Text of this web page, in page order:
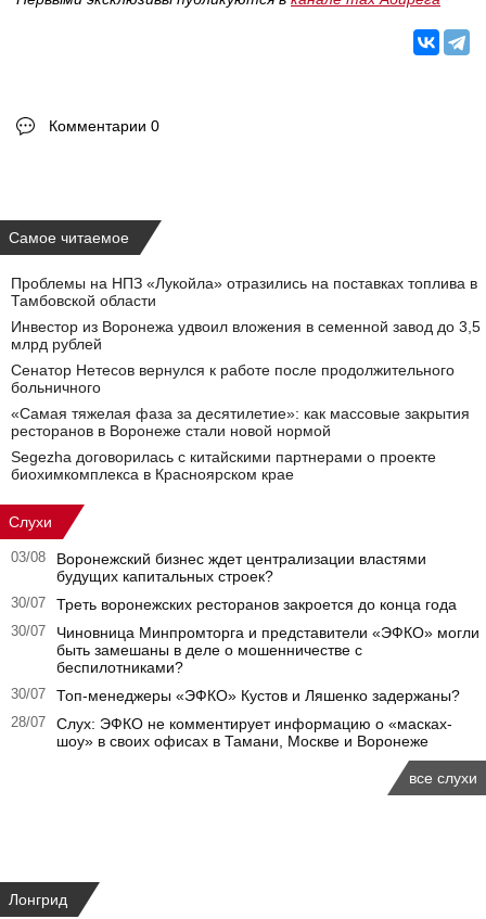
Комментарии 0
Самое читаемое
Проблемы на НПЗ «Лукойла» отразились на поставках топлива в
Тамбовской области
Инвестор из Воронежа удвоил вложения в семенной завод до 3,5
млрд рублей
Сенатор Нетесов вернулся к работе после продолжительного
больничного
«Самая тяжелая фаза за десятилетие»: как массовые закрытия
ресторанов в Воронеже стали новой нормой
Segezha договорилась с китайскими партнерами о проекте
биохимкомплекса в Красноярском крае
Слухи
03/08
Воронежский бизнес ждет централизации властями
будущих капитальных строек?
30/07 Треть воронежских ресторанов закроется до конца года
30/07
Чиновница Минпромторга и представители «ЭФКО» могли
быть замешаны в деле о мошенничестве с
беспилотниками?
30/07 Топ-менеджеры «ЭФКО» Кустов и Ляшенко задержаны?
28/07
Слух: ЭФКО не комментирует информацию о «масках-
шоу» в своих офисах в Тамани, Москве и Воронеже
все слухи
Лонгрид